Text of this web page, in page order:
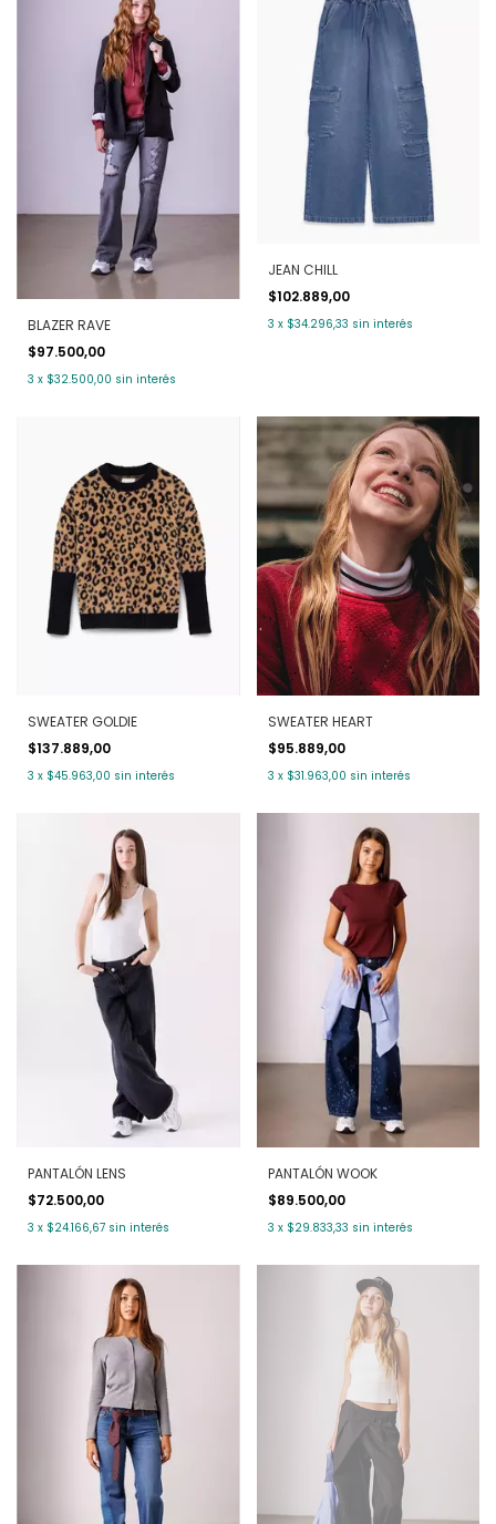
BLAZER RAVE
$97.500,00
3 x $32.500,00 sin interés
JEAN CHILL
$102.889,00
3 x $34.296,33 sin interés
SWEATER GOLDIE
$137.889,00
3 x $45.963,00 sin interés
SWEATER HEART
$95.889,00
3 x $31.963,00 sin interés
PANTALÓN LENS
$72.500,00
3 x $24.166,67 sin interés
PANTALÓN WOOK
$89.500,00
3 x $29.833,33 sin interés